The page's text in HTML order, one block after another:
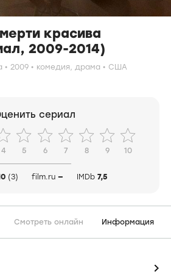
красива
2009-2014)
2009 комедия, драма США
сериал
4 5 6 7 8 9 10
(3) film.ru — IMDb 7,5
Смотреть онлайн Информация
icon